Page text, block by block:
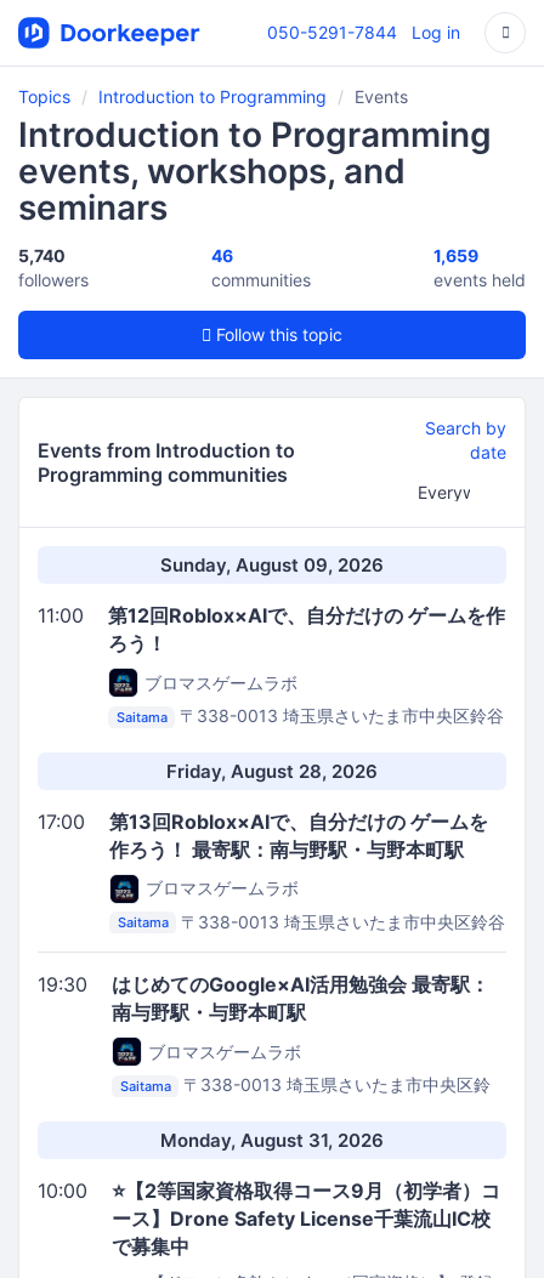
050-5291-7844 Log in
Topics Introduction to Programming Events
Introduction to Programming
events, workshops, and
seminars
Follow this topic
5,740
followers
46
communities
1,659
events held
Events from Introduction to
Programming communities
Search by
date
Sunday, August 09, 2026
11:00
第12回Roblox×AIで、自分だけの ゲームを作
ろう！
ブロマスゲームラボ
Saitama
〒338-0013 埼玉県さいたま市中央区鈴谷
Friday, August 28, 2026
17:00
第13回Roblox×AIで、自分だけの ゲームを
作ろう！ 最寄駅：南与野駅・与野本町駅
ブロマスゲームラボ
Saitama
〒338-0013 埼玉県さいたま市中央区鈴谷
19:30
はじめてのGoogle×AI活用勉強会 最寄駅：
南与野駅・与野本町駅
ブロマスゲームラボ
Saitama
〒338-0013 埼玉県さいたま市中央区鈴
Monday, August 31, 2026
10:00
⭐️【2等国家資格取得コース9月（初学者）コ
ース】Drone Safety License千葉流山IC校
で募集中